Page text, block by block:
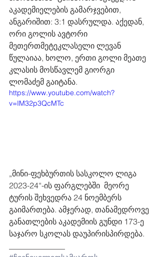
აკადემიელების გამარჯვებით,
ანგარიშით: 3:1 დასრულდა. აქედან,
ორი გოლის ავტორი
მეთერთმეტეკლასელი ლევან
წულაიაა, ხოლო, ერთი გოლი მეათე
კლასის მოსწავლემ გიორგი
ლომაძემ გაიტანა.
https://www.youtube.com/watch?
v=IM32p3QcMTc
„მინი-ფეხბურთის სასკოლო ლიგა
2023-24“-ის ფარგლებში  მეორე
ტურის შეხვედრა 24 ნოემბერს
გაიმართება. ამჯერად, თანამედროვე
განათლების აკადემიის გუნდი 173-ე
საჯარო სკოლას დაუპირისპირდება.